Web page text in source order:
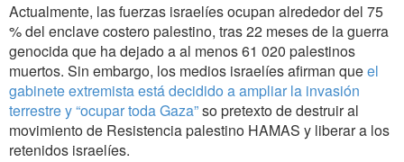
Actualmente, las fuerzas israelíes ocupan alrededor del 75
% del enclave costero palestino, tras 22 meses de la guerra
genocida que ha dejado a al menos 61 020 palestinos
muertos. Sin embargo, los medios israelíes afirman queel
gabinete extremista está decidido a ampliar la invasión
terrestre y “ocupar toda Gaza”so pretexto de destruir al
movimiento de Resistencia palestino HAMAS y liberar a los
retenidos israelíes.